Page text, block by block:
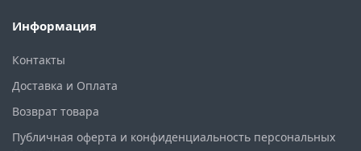
Информация
Контакты
Доставка и Оплата
Возврат товара
Публичная оферта и конфиденциальность персональных